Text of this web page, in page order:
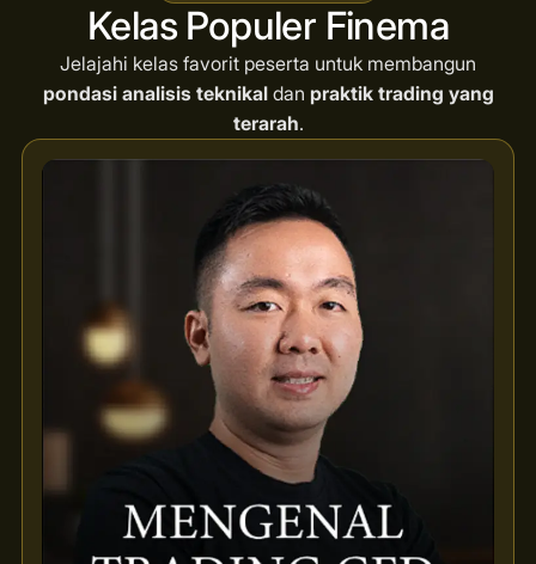
Kelas Populer Finema
Jelajahi kelas favorit peserta untuk membangun
pondasi analisis teknikaldan praktik trading yang
terarah.